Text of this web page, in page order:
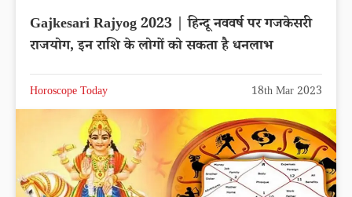
Gajkesari Rajyog 2023 | हिन्दू नववर्ष पर गजकेसरी
राजयोग, इन राशि के लोगों को सकता है धनलाभ
Horoscope Today 18th Mar 2023